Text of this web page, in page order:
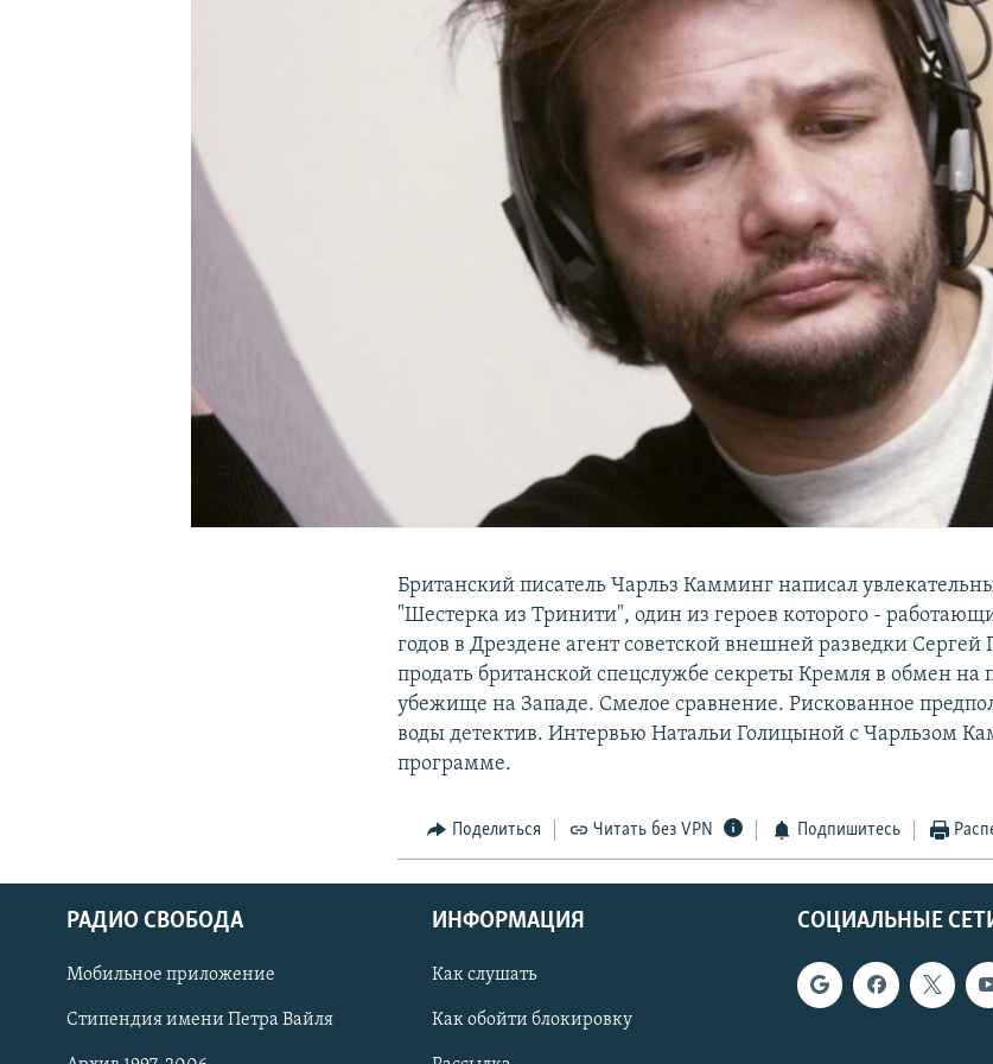
СОЦИАЛЬНЫЕ СЕТИ
Британский писатель Чарльз Камминг написал
"Шестерка из Тринити", один из героев которого -
годов в Дрездене агент советской внешней разведки Сергей
продать британской спецслужбе секреты Кремля в обмен на
убежище на Западе. Смелое сравнение. Рискованное
воды детектив. Интервью Натальи Голицыной с Чарльзом
программе.
Поделиться Читать без VPN Подпишитесь
СОЦИАЛЬНЫЕ
РАДИО СВОБОДА
Мобильное приложение
Стипендия имени Петра Вайля
ИНФОРМАЦИЯ
Как слушать
Как обойти блокировку